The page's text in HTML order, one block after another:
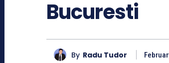
Bucuresti
By Radu Tudor